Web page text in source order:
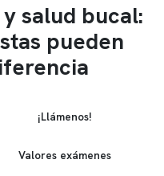
salud bucal:
pueden
¡Llámenos!
Valores exámenes